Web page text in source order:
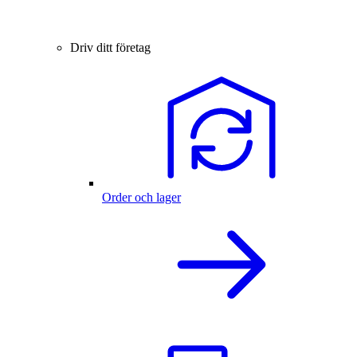
Driv ditt företag
Order och lager